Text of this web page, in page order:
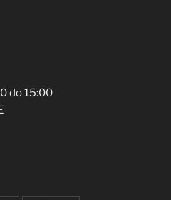
do 15:00